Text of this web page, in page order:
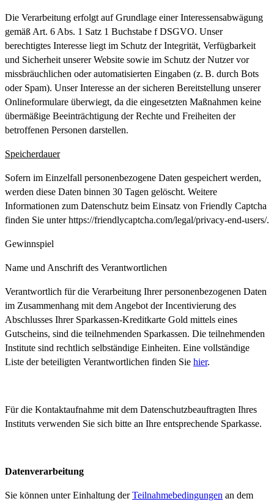
Die Verarbeitung erfolgt auf Grundlage einer Interessensabwägung
gemäß Art. 6 Abs. 1 Satz 1 Buchstabe f DSGVO. Unser
berechtigtes Interesse liegt im Schutz der Integrität, Verfügbarkeit
und Sicherheit unserer Website sowie im Schutz der Nutzer vor
missbräuchlichen oder automatisierten Eingaben (z. B. durch Bots
oder Spam). Unser Interesse an der sicheren Bereitstellung unserer
Onlineformulare überwiegt, da die eingesetzten Maßnahmen keine
übermäßige Beeinträchtigung der Rechte und Freiheiten der
betroffenen Personen darstellen.
Speicherdauer
Sofern im Einzelfall personenbezogene Daten gespeichert werden,
werden diese Daten binnen 30 Tagen gelöscht. Weitere
Informationen zum Datenschutz beim Einsatz von Friendly Captcha
finden Sie unter https://friendlycaptcha.com/legal/privacy-end-users/.
Gewinnspiel
Name und Anschrift des Verantwortlichen
Verantwortlich für die Verarbeitung Ihrer personenbezogenen Daten
im Zusammenhang mit dem Angebot der Incentivierung des
Abschlusses Ihrer Sparkassen-Kreditkarte Gold mittels eines
Gutscheins, sind die teilnehmenden Sparkassen. Die teilnehmenden
Institute sind rechtlich selbständige Einheiten. Eine vollständige
Liste der beteiligten Verantwortlichen finden Sie hier.
Für die Kontaktaufnahme mit dem Datenschutzbeauftragten Ihres
Instituts verwenden Sie sich bitte an Ihre entsprechende Sparkasse.
Datenverarbeitung
Sie können unter Einhaltung derTeilnahmebedingungen an dem